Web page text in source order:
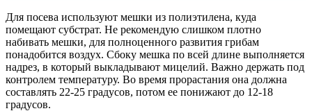
Для посева используют мешки из полиэтилена, куда
помещают субстрат. Не рекомендую слишком плотно
набивать мешки, для полноценного развития грибам
понадобится воздух. Сбоку мешка по всей длине выполняется
надрез, в который выкладывают мицелий. Важно держать под
контролем температуру. Во время прорастания она должна
составлять 22-25 градусов, потом ее понижают до 12-18
градусов.